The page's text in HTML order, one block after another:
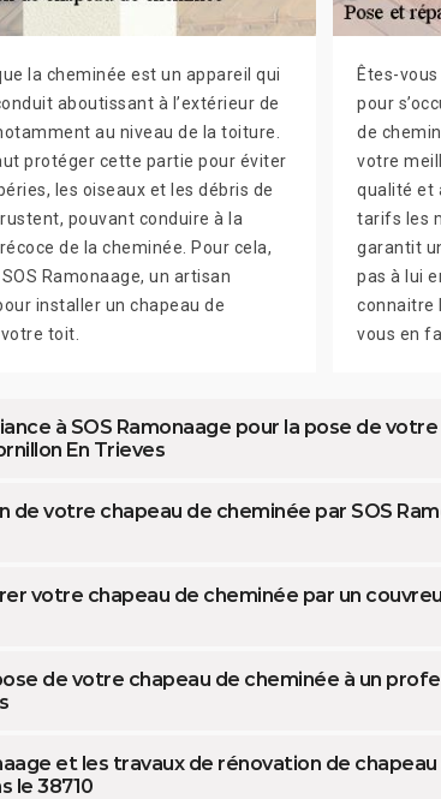
la cheminée est un appareil qui
aboutissant à l’extérieur de
au niveau de la toiture.
protéger cette partie pour éviter
les oiseaux et les débris de
pouvant conduire à la
de la cheminée. Pour cela,
Ramonaage, un artisan
installer un chapeau de
toit.
Êtes-
pour
de
votre
qualité et
tarifs les
garantit
pas à lui
connaitre
vous en
à SOS Ramonaage pour la pose de
En Trieves
de votre chapeau de cheminée par SOS
votre chapeau de cheminée par un
de votre chapeau de cheminée à un
et les travaux de rénovation de
le 38710